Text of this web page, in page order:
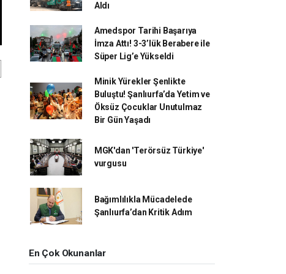
Aldı
Amedspor Tarihi Başarıya
İmza Attı! 3-3’lük Berabere ile
Süper Lig’e Yükseldi
Minik Yürekler Şenlikte
Buluştu! Şanlıurfa’da Yetim ve
Öksüz Çocuklar Unutulmaz
Bir Gün Yaşadı
MGK'dan 'Terörsüz Türkiye'
vurgusu
Bağımlılıkla Mücadelede
Şanlıurfa’dan Kritik Adım
En Çok Okunanlar